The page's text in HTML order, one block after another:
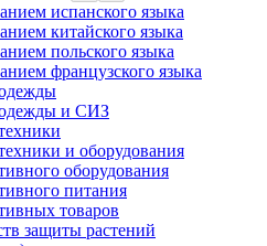
испанского языка
китайского языка
польского языка
французского языка
и СИЗ
и оборудования
оборудования
питания
товаров
защиты растений